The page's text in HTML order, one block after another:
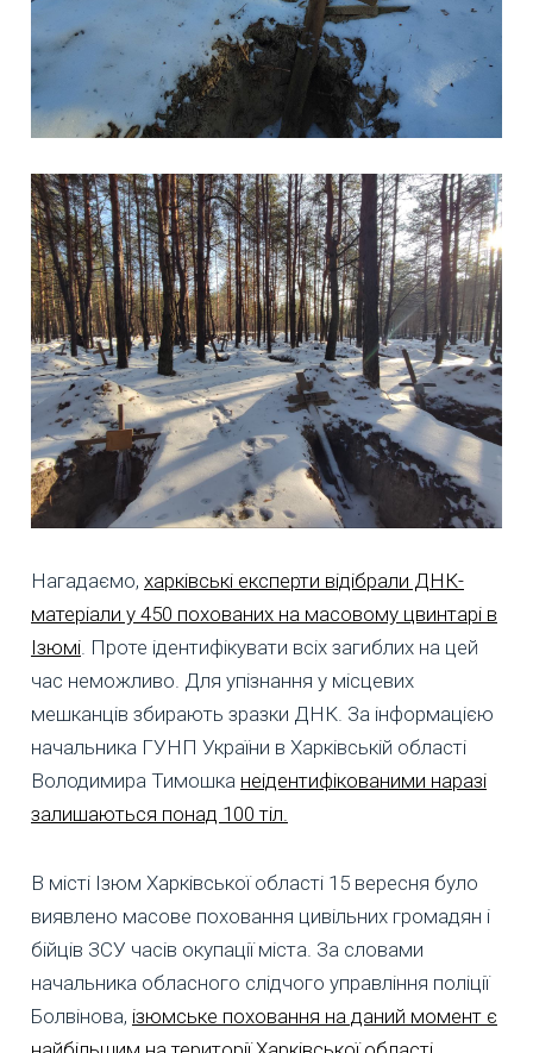
Нагадаємо, харківські експерти відібрали ДНК-
матеріали у 450 похованих на масовому цвинтарі в
Ізюмі. Проте ідентифікувати всіх загиблих на цей
час неможливо. Для упізнання у місцевих
мешканців збирають зразки ДНК. За інформацією
начальника ГУНП України в Харківській області
Володимира Тимошка неідентифікованими наразі
залишаються понад 100 тіл.
В місті Ізюм Харківської області 15 вересня було
виявлено масове поховання цивільних громадян і
бійців ЗСУ часів окупації міста. За словами
начальника обласного слідчого управління поліції
Болвінова, ізюмське поховання на даний момент є